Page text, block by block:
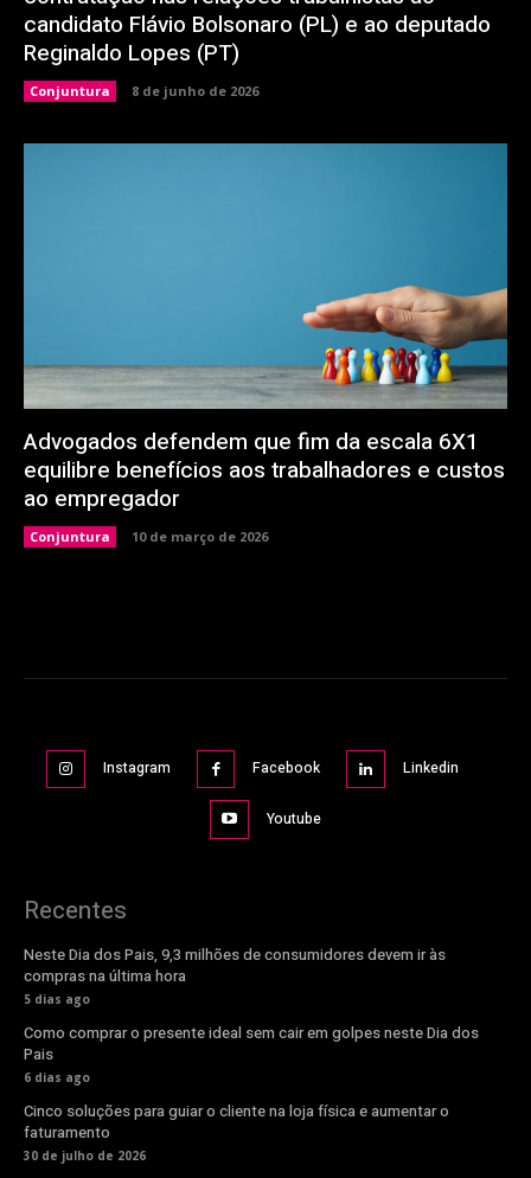
candidato Flávio Bolsonaro (PL) e ao deputado
Reginaldo Lopes (PT)
Conjuntura 8 de junho de 2026
Advogados defendem que fim da escala 6X1
equilibre benefícios aos trabalhadores e custos
ao empregador
Conjuntura 10 de março de 2026
Instagram Facebook Linkedin
Youtube
Recentes
Neste Dia dos Pais, 9,3 milhões de consumidores devem ir às
compras na última hora
5 dias ago
Como comprar o presente ideal sem cair em golpes neste Dia dos
Pais
6 dias ago
Cinco soluções para guiar o cliente na loja física e aumentar o
faturamento
30 de julho de 2026